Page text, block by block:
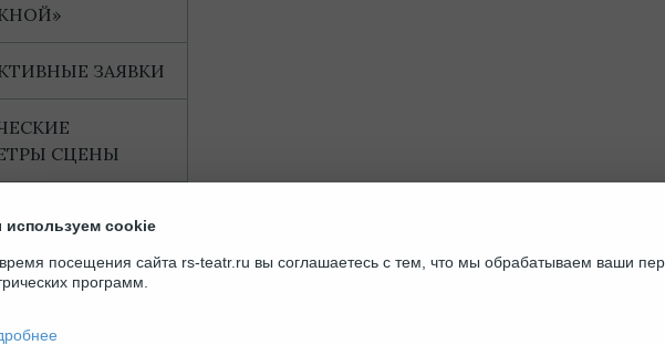
ЗАЯВКИ
СЦЕНЫ
И
ДЛЯ
cookie
посещения сайта rs-teatr.ru вы соглашаетесь с тем, что мы обрабатываем ваши
программ.